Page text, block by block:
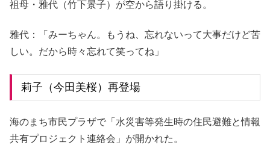
祖母・雅代（竹下景子）が空から語り掛ける。
雅代：「みーちゃん。もうね、忘れないって大事だけど苦
しい。だから時々忘れて笑ってね」
莉子（今田美桜）再登場
海のまち市民プラザで「水災害等発生時の住民避難と情報
共有プロジェクト連絡会」が開かれた。